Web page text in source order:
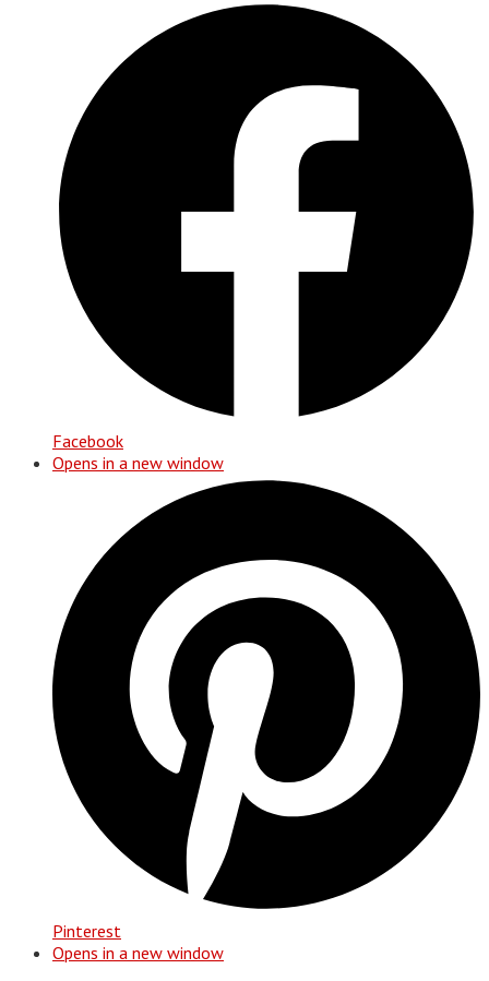
Facebook
Opens in a new window
Pinterest
Opens in a new window